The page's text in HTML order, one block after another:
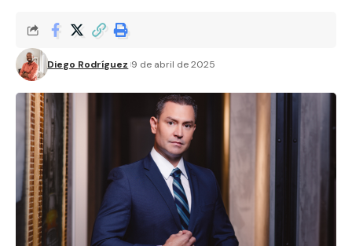
Diego Rodríguez 9 de abril de 2025